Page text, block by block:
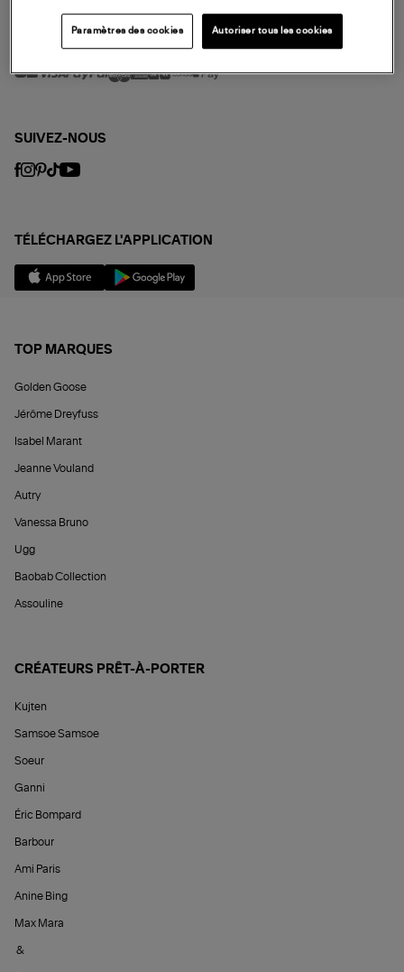
MODE DE PAIEMENT
SUIVEZ-NOUS
TÉLÉCHARGEZ L'APPLICATION
TOP MARQUES
Golden Goose
Jérôme Dreyfuss
Isabel Marant
Jeanne Vouland
Autry
Vanessa Bruno
Ugg
Baobab Collection
Assouline
CRÉATEURS PRÊT-À-PORTER
Kujten
Samsoe Samsoe
Soeur
Ganni
Éric Bompard
Barbour
Ami Paris
Anine Bing
Max Mara
&
Paramètres des cookies Autoriser tous les cookies